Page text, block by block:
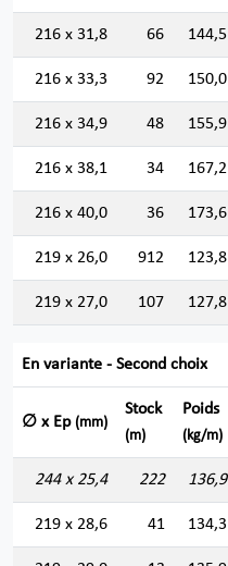
216 x 31,8 66 144,5
216 x 33,3 92 150,0
216 x 34,9 48 155,9
216 x 38,1 34 167,2
216 x 40,0 36 173,6
219 x 26,0 912 123,8
219 x 27,0 107 127,8
En variante - Second choix
∅ x Ep (mm)
Stock
(m)
Poids
(kg/m)
244 x 25,4 222 136,9
219 x 28,6 41 134,3